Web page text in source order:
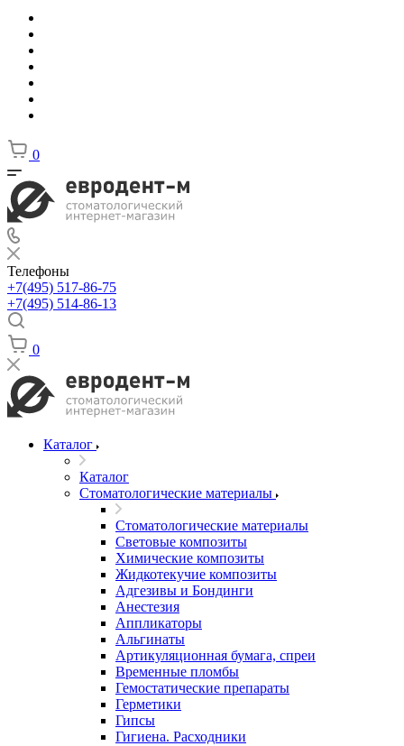
0
Телефоны
+7(495) 517-86-75
+7(495) 514-86-13
0
Каталог
Каталог
Стоматологические материалы
Стоматологические материалы
Световые композиты
Химические композиты
Жидкотекучие композиты
Адгезивы и Бондинги
Анестезия
Аппликаторы
Альгинаты
Артикуляционная бумага, спреи
Временные пломбы
Гемостатические препараты
Герметики
Гипсы
Гигиена. Расходники